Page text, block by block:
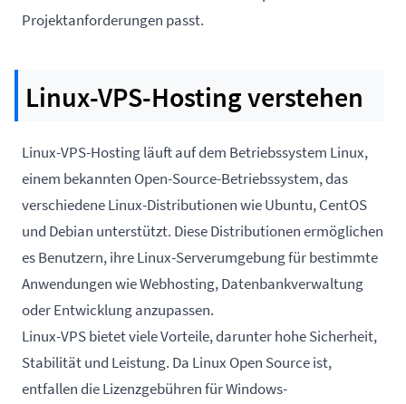
Projektanforderungen passt.
Linux-VPS-Hosting verstehen
Linux-VPS-Hosting läuft auf dem Betriebssystem Linux,
einem bekannten Open-Source-Betriebssystem, das
verschiedene Linux-Distributionen wieUbuntu, CentOS
und Debian unterstützt. Diese Distributionen ermöglichen
es Benutzern, ihre Linux-Serverumgebung für bestimmte
Anwendungen wieWebhosting, Datenbankverwaltung
oder Entwicklung anzupassen.
Linux-VPS bietet viele Vorteile, darunter hohe Sicherheit,
Stabilität und Leistung. Da Linux Open Source ist,
entfallen die Lizenzgebühren für Windows-